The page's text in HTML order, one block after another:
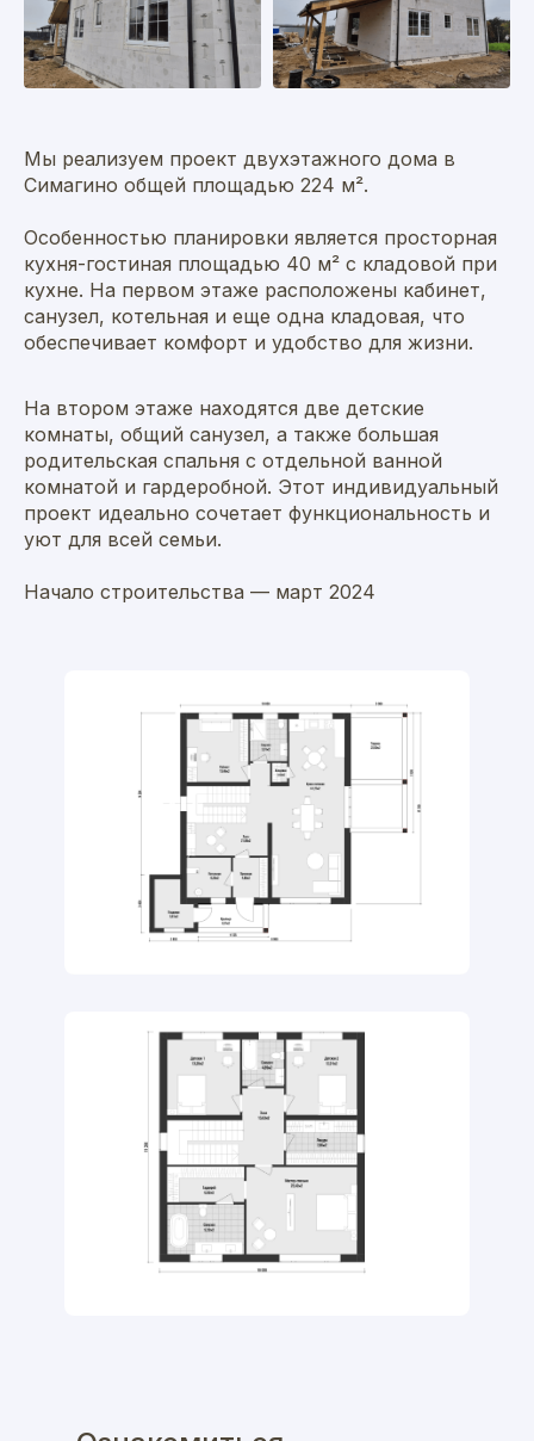
Мы реализуем проект двухэтажного дома в
Симагино общей площадью 224 м².
Особенностью планировки является просторная
кухня-гостиная площадью 40 м² с кладовой при
кухне. На первом этаже расположены кабинет,
санузел, котельная и еще одна кладовая, что
обеспечивает комфорт и удобство для жизни.
На втором этаже находятся две детские
комнаты, общий санузел, а также большая
родительская спальня с отдельной ванной
комнатой и гардеробной. Этот индивидуальный
проект идеально сочетает функциональность и
уют для всей семьи.
Начало строительства — март 2024